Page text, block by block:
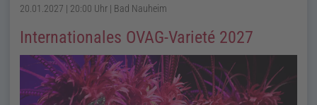
20.01.2027 | 20:00 Uhr | Bad Nauheim
Internationales OVAG-Varieté 2027